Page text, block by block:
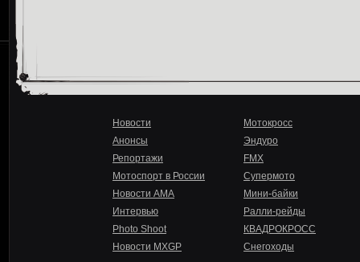
Новости
Анонсы
Репортажи
Мотоспорт в России
Новости AMA
Интервью
Photo Shoot
Новости MXGP
Мотокросс
Эндуро
FMX
Супермото
Мини-байки
Ралли-рейды
КВАДРОКРОСС
Снегоходы